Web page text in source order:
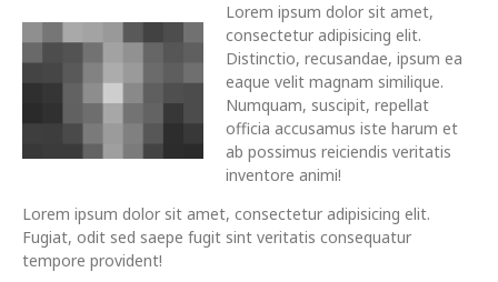
Lorem ipsum dolor sit amet,
consectetur adipisicing elit.
Distinctio, recusandae, ipsum ea
eaque velit magnam similique.
Numquam, suscipit, repellat
officia accusamus iste harum et
ab possimus reiciendis veritatis
inventore animi!
Lorem ipsum dolor sit amet, consectetur adipisicing elit.
Fugiat, odit sed saepe fugit sint veritatis consequatur
tempore provident!